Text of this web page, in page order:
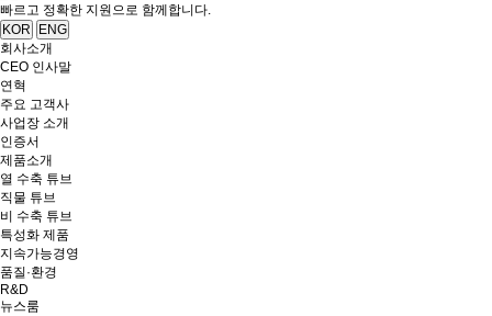
빠르고 정확한 지원으로 함께합니다.
KOR
ENG
회사소개
CEO 인사말
연혁
주요 고객사
사업장 소개
인증서
제품소개
열 수축 튜브
직물 튜브
비 수축 튜브
특성화 제품
지속가능경영
품질·환경
R&D
뉴스룸